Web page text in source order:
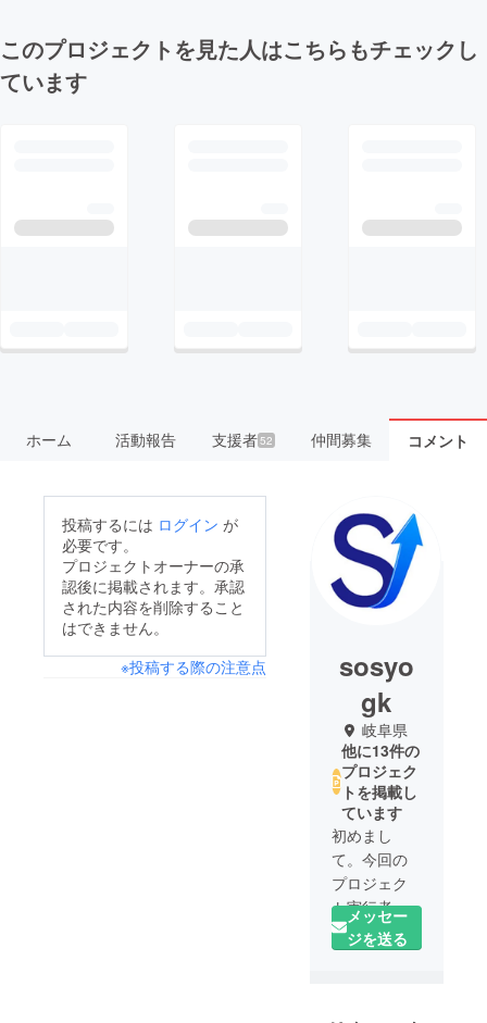
このプロジェクトを見た人はこちらもチェックし
ています
ホーム 活動報告 支援者52 仲間募集 コメント
投稿するには ログイン が
必要です。
プロジェクトオーナーの承
認後に掲載されます。承認
された内容を削除すること
はできません。
※投稿する際の注意点
sosyo
gk
岐阜県
他に13件の
プロジェク
トを掲載し
ています
初めまし
て。今回の
プロジェク
ト実行者の
創翔合同会
社の田中創
メッセー
ジを送る